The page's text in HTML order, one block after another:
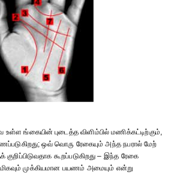
ங்கையின் புடைத்த விளிம்பில் மணிக்கட்டிற்கும்,
ஒவ் வொரு ரேகையும் அந்த நபரால் மேற்
கூறப்படுகிறது – இந்த ரேகை
முக்கியமான பயணம் அமையும் என்று